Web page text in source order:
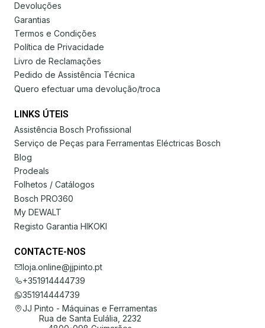
Devoluções
Garantias
Termos e Condições
Política de Privacidade
Livro de Reclamações
Pedido de Assistência Técnica
Quero efectuar uma devolução/troca
LINKS ÚTEIS
Assistência Bosch Profissional
Serviço de Peças para Ferramentas Eléctricas Bosch
Blog
Prodeals
Folhetos / Catálogos
Bosch PRO360
My DEWALT
Registo Garantia HIKOKI
CONTACTE-NOS
loja.online@jjpinto.pt
+351914444739
351914444739
JJ Pinto - Máquinas e Ferramentas
Rua de Santa Eulália, 2232